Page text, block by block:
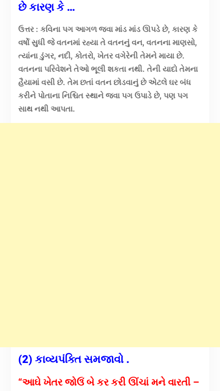
છે કારણ કે …
ઉત્તર : કવિના પગ આગળ જવા માંડ માંડ ઊપડે છે, કારણ કે
વર્ષો સુધી જે વતનમાં રહ્યા તે વતનનું વન, વતનના માણસો,
ત્યાંના ડુંગર, નદી, કોતરો, ખેતર વગેરેની તેમને માયા છે.
વતનના પરિવેશને તેઓ ભૂલી શકતા નથી. તેની યાદો તેમના
હૈયામાં વસી છે. તેમ છતાં વતન છોડવાનું છે એટલે ઘર બંધ
કરીને પોતાના નિશ્ચિત સ્થાને જવા પગ ઉપાડે છે, પણ પગ
સાથ નથી આપતા.
(2) કાવ્યપંક્તિ સમજાવો .
“આઘે ખેતર જોઉં બે કર કરી ઊંચાં મને વારતી –